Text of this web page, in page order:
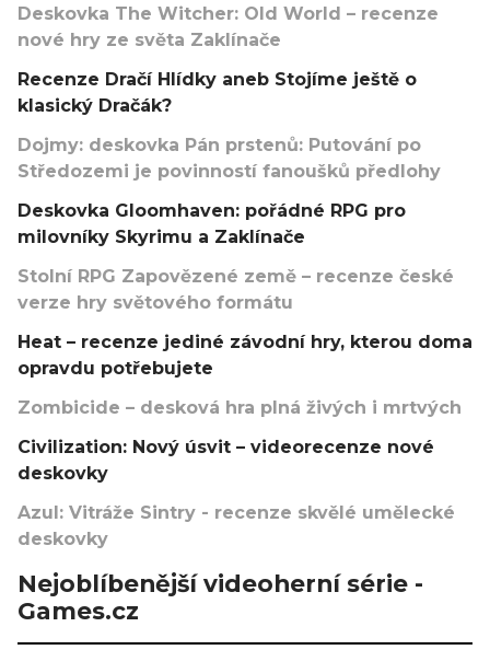
Deskovka The Witcher: Old World – recenze
nové hry ze světa Zaklínače
Recenze Dračí Hlídky aneb Stojíme ještě o
klasický Dračák?
Dojmy: deskovka Pán prstenů: Putování po
Středozemi je povinností fanoušků předlohy
Deskovka Gloomhaven: pořádné RPG pro
milovníky Skyrimu a Zaklínače
Stolní RPG Zapovězené země – recenze české
verze hry světového formátu
Heat – recenze jediné závodní hry, kterou doma
opravdu potřebujete
Zombicide – desková hra plná živých i mrtvých
Civilization: Nový úsvit – videorecenze nové
deskovky
Azul: Vitráže Sintry - recenze skvělé umělecké
deskovky
Nejoblíbenější videoherní série -
Games.cz